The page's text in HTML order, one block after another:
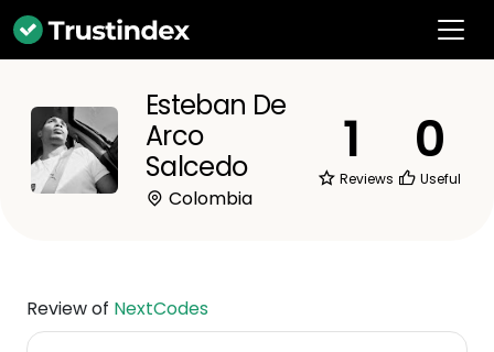
Esteban De
Arco
Salcedo
Colombia
1
Reviews
0
Useful
Review of NextCodes